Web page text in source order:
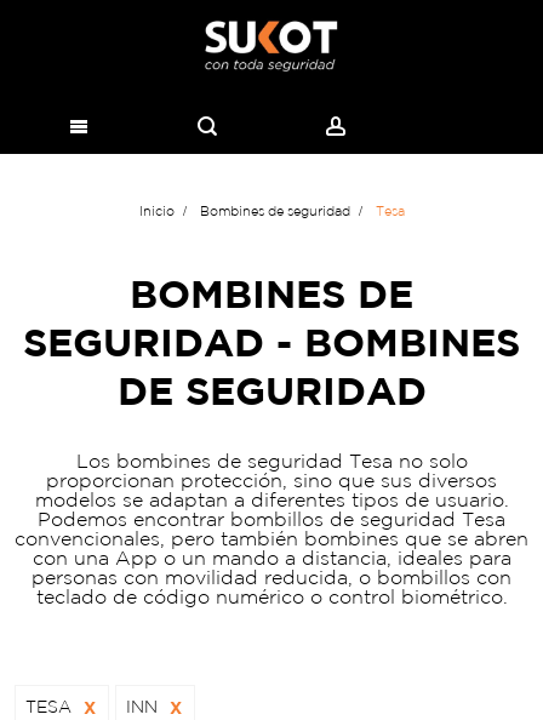
Inicio Bombines de seguridad Tesa
BOMBINES DE
SEGURIDAD - BOMBINES
DE SEGURIDAD
Los bombines de seguridad Tesa no solo
proporcionan protección, sino que sus diversos
modelos se adaptan a diferentes tipos de usuario.
Podemos encontrar bombillos de seguridad Tesa
convencionales, pero también bombines que se abren
con una App o un mando a distancia, ideales para
personas con movilidad reducida, o bombillos con
teclado de código numérico o control biométrico.
TESA X INN X